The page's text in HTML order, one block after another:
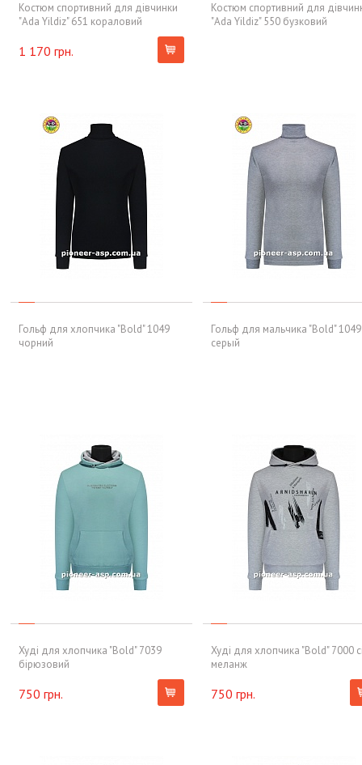
Костюм спортивний для дівчинки
"Ada Yildiz" 651 кораловий
1 170 грн.
Костюм спортивний для
"Ada Yildiz" 550 бузковий
Гольф для хлопчика "Bold" 1049
чорний
Гольф для мальчика "Bold" 1049
серый
Худі для хлопчика "Bold" 7039
бірюзовий
750 грн.
Худі для хлопчика "Bold" 7000
меланж
750 грн.